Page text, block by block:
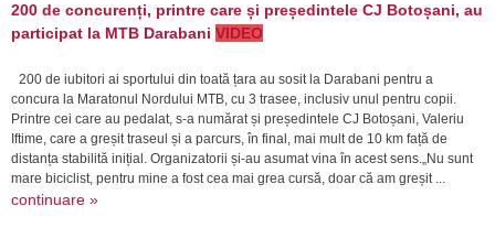
200 de concurenți, printre care și președintele CJ Botoșani, au
participat la MTB Darabani VIDEO
200 de iubitori ai sportului din toată țara au sosit la Darabani pentru a
concura la Maratonul Nordului MTB, cu 3 trasee, inclusiv unul pentru copii.
Printre cei care au pedalat, s-a numărat și președintele CJ Botoșani, Valeriu
Iftime, care a greșit traseul și a parcurs, în final, mai mult de 10 km față de
distanța stabilită inițial. Organizatorii și-au asumat vina în acest sens.„Nu sunt
mare biciclist, pentru mine a fost cea mai grea cursă, doar că am greșit ...
continuare »